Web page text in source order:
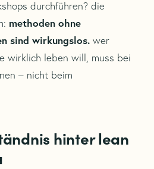
durchführen? die
methoden ohne
sind wirkungslos. wer
wirklich leben will, muss bei
– nicht beim
hinter lean